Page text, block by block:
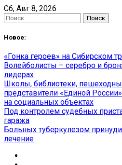
Skip
to
content
Сб, Авг 8, 2026
Найти:
Новое:
«Гонка героев» на Сибирском
Волейболисты – серебро и
лидерах
Школы, библиотеки,
представители «Единой
на социальных объектах
Под контролем судебных
гаража
Больных туберкулезом
лечение